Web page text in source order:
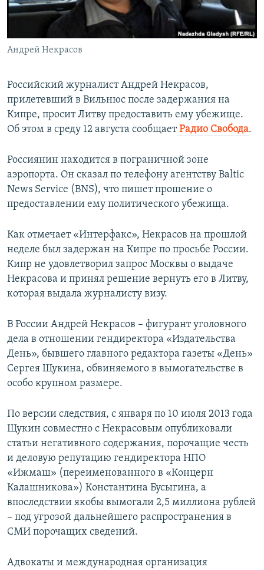
ПОБЕДИТЕЛЕЙ НЕ СУДЯТ?
ELIFBE
ПРИСОЕДИНЯЙТЕСЬ!
Все сайты RFE/RL
Андрей Некрасов
Российский журналист Андрей Некрасов,
прилетевший в Вильнюс после задержания на
Кипре, просит Литву предоставить ему убежище.
Об этом в среду 12 августа сообщаетРадио Свобода.
Россиянин находится в пограничной зоне
аэропорта. Он сказал по телефону агентству Baltic
News Service (BNS), что пишет прошение о
предоставлении ему политического убежища.
Как отмечает «Интерфакс», Некрасов на прошлой
неделе был задержан на Кипре по просьбе России.
Кипр не удовлетворил запрос Москвы о выдаче
Некрасова и принял решение вернуть его в Литву,
которая выдала журналисту визу.
В России Андрей Некрасов – фигурант уголовного
дела в отношении гендиректора «Издательства
День», бывшего главного редактора газеты «День»
Сергея Щукина, обвиняемого в вымогательстве в
особо крупном размере.
По версии следствия, с января по 10 июля 2013 года
Щукин совместно с Некрасовым опубликовали
статьи негативного содержания, порочащие честь
и деловую репутацию гендиректора НПО
«Ижмаш» (переименованного в «Концерн
Калашникова») Константина Бусыгина, а
впоследствии якобы вымогали 2,5 миллиона рублей
– под угрозой дальнейшего распространения в
СМИ порочащих сведений.
Адвокаты и международная организация